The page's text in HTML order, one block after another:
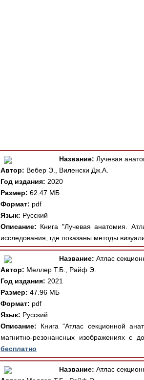
Название: Лучевая
Автор: Вебер Э., Виленски Дж.А.
Год издания: 2020
Размер: 62.47 МБ
Формат: pdf
Язык: Русский
Описание: Книга "Лучевая анатомия.
исследования, где показаны методы
Название: Атлас
Автор: Меллер Т.Б., Райф Э.
Год издания: 2021
Размер: 47.96 МБ
Формат: pdf
Язык: Русский
Описание: Книга "Атлас секционной
магнитно-резонансных изображениях с
бесплатно
Название: Атлас